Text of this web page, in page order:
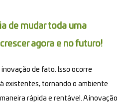
de mudar toda uma
agora e no futuro!
inovação de fato. Isso ocorre
existentes, tornando o ambiente
rápida e rentável. A inovação